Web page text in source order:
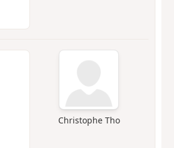
Christophe Tho